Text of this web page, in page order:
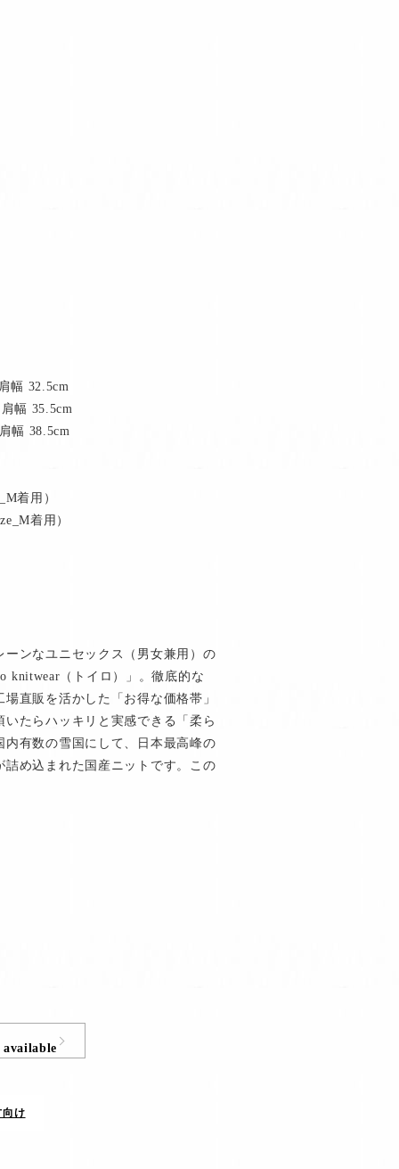
幅 32.5cm
幅 35.5cm
幅 38.5cm
着用）
着用）
ーンなユニセックス（男女兼用）の
knitwear（トイロ）」。徹底的な
直販を活かした「お得な価格帯」
たらハッキリと実感できる「柔ら
内有数の雪国にして、日本最高峰の
詰め込まれた国産ニットです。この
向け